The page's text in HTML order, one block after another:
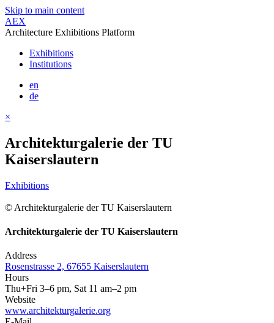
Skip to main content
AEX
Architecture Exhibitions Platform
Exhibitions
Institutions
en
de
×
Architekturgalerie der TU
Kaiserslautern
Exhibitions
© Architekturgalerie der TU Kaiserslautern
Architekturgalerie der TU Kaiserslautern
Address
Rosenstrasse 2, 67655 Kaiserslautern
Hours
Thu+Fri 3–6 pm, Sat 11 am–2 pm
Website
www.architekturgalerie.org